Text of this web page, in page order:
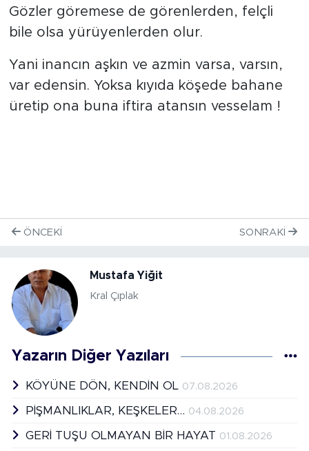
Gözler göremese de görenlerden, felçli
bile olsa yürüyenlerden olur.
Yani inancın aşkın ve azmin varsa, varsın,
var edensin. Yoksa kıyıda köşede bahane
üretip ona buna iftira atansın vesselam !
ÖNCEKI SONRAKI
Mustafa Yiğit
Kral Çıplak
Yazarın Diğer Yazıları
KÖYÜNE DÖN, KENDİN OL 07.08.2026
PİŞMANLIKLAR, KEŞKELER… 04.08.2026
GERİ TUŞU OLMAYAN BİR HAYAT 01.08.2026